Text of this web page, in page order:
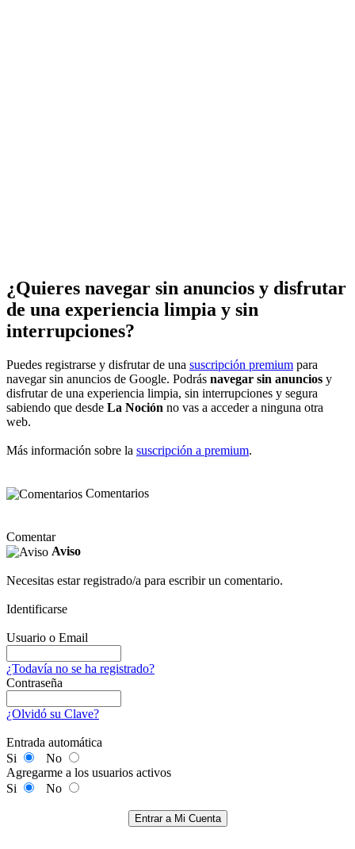
¿Quieres navegar sin anuncios y disfrutar
de una experiencia limpia y sin
interrupciones?
Puedes registrarse y disfrutar de una suscripción premium para
navegar sin anuncios de Google. Podrás navegar sin anuncios y
disfrutar de una experiencia limpia, sin interrupciones y segura
sabiendo que desde La Noción no vas a acceder a ninguna otra
web.
Más información sobre la suscripción a premium.
Comentarios
Comentar
Aviso
Necesitas estar registrado/a para escribir un comentario.
Identificarse
Usuario o Email
¿Todavía no se ha registrado?
Contraseña
¿Olvidó su Clave?
Entrada automática
Si
No
Agregarme a los usuarios activos
Si
No
Entrar a Mi Cuenta